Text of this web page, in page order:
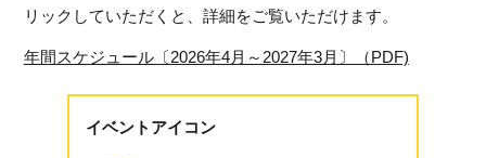
リックしていただくと、詳細をご覧いただけます。
年間スケジュール〔2026年4月～2027年3月〕（PDF)
イベントアイコン